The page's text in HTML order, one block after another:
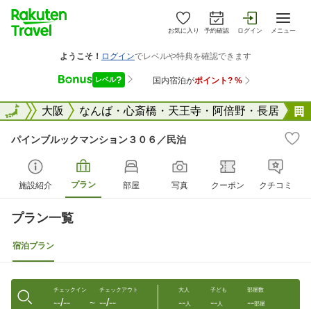
お気に入り 予約確認 ログイン メニュー
阪府 大阪 なんば・心斎橋・天王寺・阿倍野・長居
全国
パインブルックマンション３０６／民泊
施設紹介 プラン 部屋 写真 クーポン クチコミ
プラン一覧
宿泊プラン
チェックイン
--/-- 〜
チェックアウト
--/--
大人
--人
子ども
--人
部屋数
--部屋